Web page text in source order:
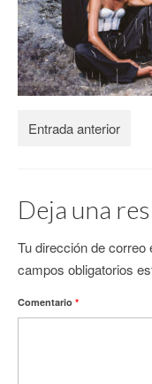
CONTACTO
Entrada anterior
Deja una
Tu dirección de correo
campos obligatorios
Comentario *